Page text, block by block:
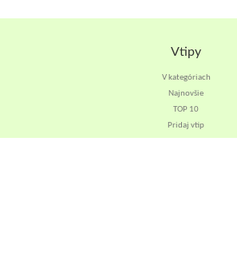
Vtipy
V kategóriach
Najnovšie
TOP 10
Pridaj vtip